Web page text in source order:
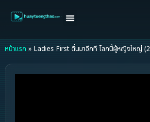
หน้าแรก » Ladies First ตื่นมาอีกที โลกนี้ผู้หญิงใหญ่